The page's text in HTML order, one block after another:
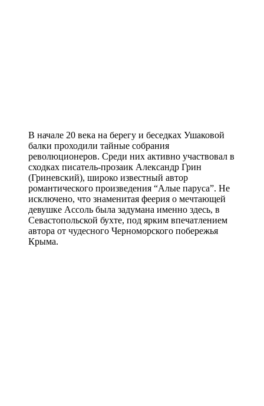
В начале 20 века на берегу и беседках Ушаковой
балки проходили тайные собрания
революционеров. Среди них активно участвовал в
сходках писатель-прозаик Александр Грин
(Гриневский), широко известный автор
романтического произведения “Алые паруса”. Не
исключено, что знаменитая феерия о мечтающей
девушке Ассоль была задумана именно здесь, в
Севастопольской бухте, под ярким впечатлением
автора от чудесного Черноморского побережья
Крыма.